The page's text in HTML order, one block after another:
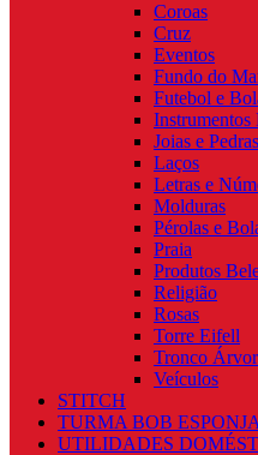
Coroas
Cruz
Eventos
Fundo do
Futebol e
Instrumentos
Joias e Pedras
Laços
Letras e
Molduras
Pérolas e
Praia
Produtos
Religião
Rosas
Torre Eifell
Tronco
Veículos
STITCH
TURMA BOB ESPONJA
UTILIDADES